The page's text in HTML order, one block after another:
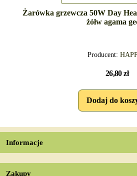
Żarówka grzewcza 50W Day
żółw agama
Producent:
26,80 zł
Informacje
Zakupy